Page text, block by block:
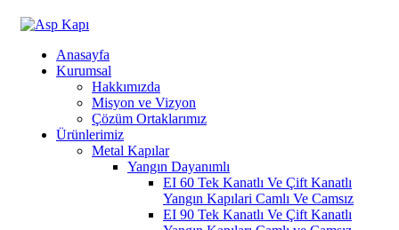
Anasayfa
Kurumsal
Hakkımızda
Misyon ve Vizyon
Çözüm Ortaklarımız
Ürünlerimiz
Metal Kapılar
Yangın Dayanımlı
EI 60 Tek Kanatlı Ve Çift Kanatlı
Yangın Kapılari Camlı Ve Camsız
EI 90 Tek Kanatlı Ve Çift Kanatlı